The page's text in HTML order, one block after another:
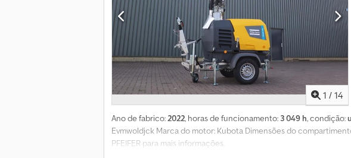
1 / 14
Ano de fabrico:2022, horas de funcionamento: 3 049 h, condição:
Evmwoldjck Marca do motor: Kubota Dimensões do
PFEIFER para mais informações.